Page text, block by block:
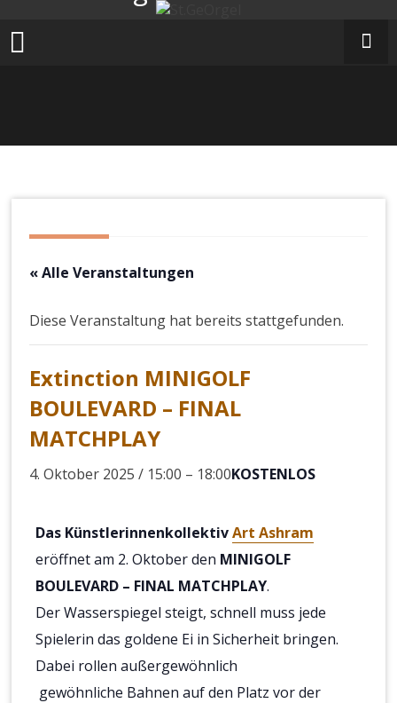
Inhalt
springen
« Alle Veranstaltungen
Diese Veranstaltung hat bereits stattgefunden.
Extinction MINIGOLF
BOULEVARD – FINAL
MATCHPLAY
4. Oktober 2025 / 15:00 – 18:00KOSTENLOS
Das KünstlerinnenkollektivArt Ashram
eröffnet am 2. Oktober den MINIGOLF
BOULEVARD – FINAL MATCHPLAY.
Der Wasserspiegel steigt, schnell muss jede
Spielerin das goldene Ei in Sicherheit bringen.
Dabei rollen außergewöhnlich
gewöhnliche Bahnen auf den Platz vor der